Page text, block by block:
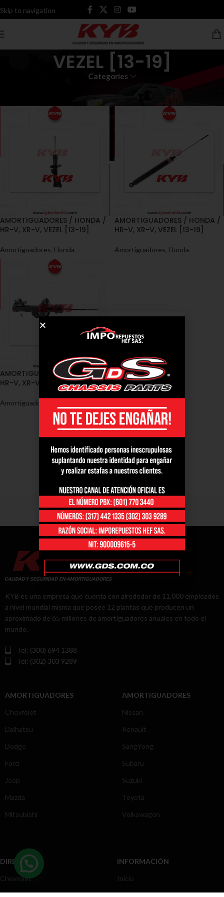
Skip to navigation
Skip to main content
VEZEL [13-19]
Categories
AMORTIGUADORES / HONDA /
HR-V, XR-V, VEZEL [13-19]
Amortiguadores Honda
AMORTIGUADORES / HONDA /
HR-V, XR-V, VEZEL [13-19]
Amortiguadores Honda
AMORTIGUADORES / HONDA /
HR-V, XR-V, VEZEL [13-19]
Amortiguadores
KYB es una empresa que cuenta con alrededor de 11,000 empleados
a nivel mundial misma que posee 12 plantas que producen un
aproximado de 65 millones de amortiguadores anuales en todo el
mundo.
Tel: (300) 694 1388
Tel: (302) 303 9289
AMORTIGUADORES
Chevrolet
Daihatsu
Dodge
Ford
Jeep
Mazda
Mitsubishi
AMORTIGUADORES
Nissan
Renault
SangYong
Subaru
Suzuki
Toyota
Volkswagen
DIRECCIÓN
Chevrolet
INFORMACIÓN
Inicio